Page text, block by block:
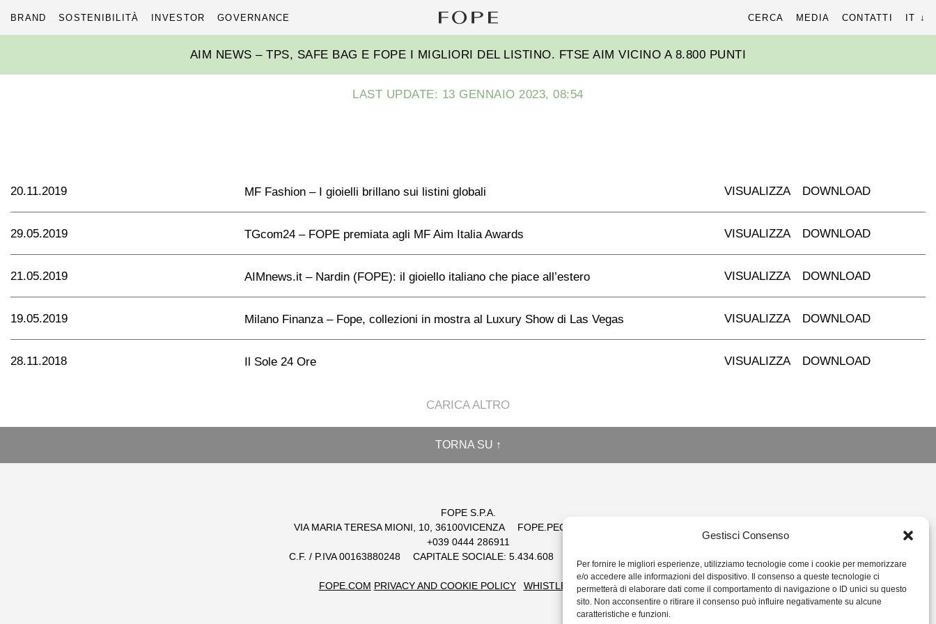
Gestisci Consenso
Per fornire le migliori esperienze, utilizziamo tecnologie come i cookie per memorizzare
e/o accedere alle informazioni del dispositivo. Il consenso a queste tecnologie ci
permetterà di elaborare dati come il comportamento di navigazione o ID unici su questo
sito. Non acconsentire o ritirare il consenso può influire negativamente su alcune
caratteristiche e funzioni.
BRAND SOSTENIBILITÀ INVESTOR GOVERNANCE
Fope
Group
per:
CERCA MEDIA CONTATTI IT
AIM NEWS – TPS, SAFE BAG E FOPE I MIGLIORI DEL LISTINO. FTSE AIM VICINO A 8.800 PUNTI
LAST UPDATE: 13 GENNAIO 2023, 08:54
20.11.2019 MF Fashion – I gioielli brillano sui listini globali VISUALIZZA DOWNLOAD
29.05.2019 TGcom24 – FOPE premiata agli MF Aim Italia Awards VISUALIZZA DOWNLOAD
21.05.2019 AIMnews.it – Nardin (FOPE): il gioiello italiano che piace all’estero VISUALIZZA DOWNLOAD
19.05.2019 Milano Finanza – Fope, collezioni in mostra al Luxury Show di Las Vegas VISUALIZZA DOWNLOAD
28.11.2018 Il Sole 24 Ore VISUALIZZA DOWNLOAD
CARICA ALTRO
TORNA SU ↑
FOPE S.P.A.
VIA MARIA TERESA MIONI, 10, 36100VICENZA
FOPE.PEC@LEGALMAIL.IT
+039 0444 286911
C.F. / P.IVA 00163880248
CAPITALE SOCIALE: 5.434.608
FOPE.COM PRIVACY AND COOKIE POLICY WHISTLEBLOWING